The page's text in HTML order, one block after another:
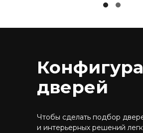
Чтобы сделать подбор
и интерьерных решений
дверей